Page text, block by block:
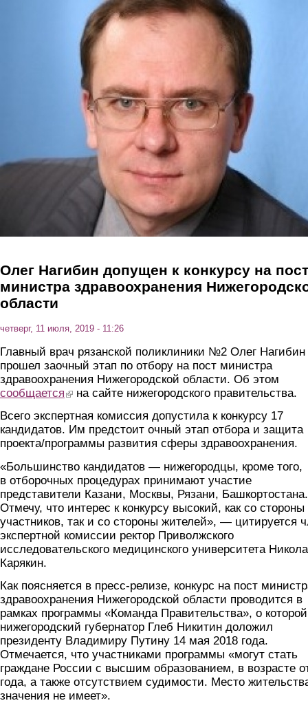
Перейти к основному содержанию
Олег Нагибин допущен к конкурсу на пост
министра здравоохранения
области
четверг, 11 июля, 2019 - 11:26
Главный врач рязанской поликлиники №2 Олег Нагибин
прошел заочный этап по отбору на пост министра
здравоохранения Нижегородской области. Об этом
сообщается (link is external)
на сайте нижегородского правительства.
Всего экспертная комиссия допустила к конкурсу 17
кандидатов. Им предстоит очный этап отбора и защита
проекта/программы развития сферы здравоохранения.
«Большинство кандидатов — нижегородцы, кроме того,
в отборочных процедурах принимают участие
представители Казани, Москвы, Рязани, Башкортостана.
Отмечу, что интерес к конкурсу высокий, как со стороны
участников, так и со стороны жителей», — цитируется
экспертной комиссии ректор Приволжского
исследовательского медицинского университета
Карякин.
Как поясняется в пресс-релизе, конкурс на пост
здравоохранения Нижегородской области проводится в
рамках программы «Команда Правительства», о которой
нижегородский губернатор Глеб Никитин доложил
президенту Владимиру Путину 14 мая 2018 года.
Отмечается, что участниками программы «могут стать
граждане России с высшим образованием, в возрасте
года, а также отсутствием судимости. Место
значения не имеет».